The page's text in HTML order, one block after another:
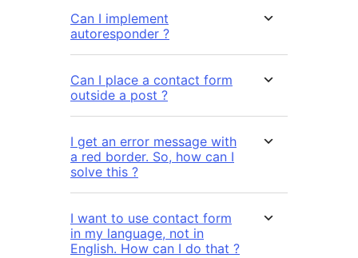
Can I implement
autoresponder ?
Can I place a contact form
outside a post ?
I get an error message with
a red border. So, how can I
solve this ?
I want to use contact form
in my language, not in
English. How can I do that ?